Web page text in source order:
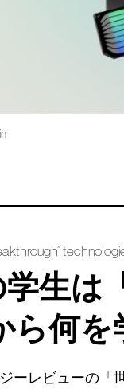
生は
ら何を
ーレビューの「